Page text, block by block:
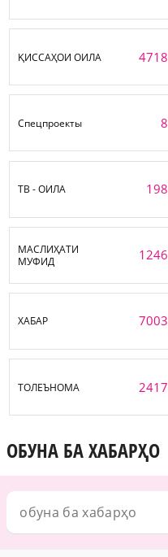
ҚИССАҲОИ ОИЛА 4718
Спецпроекты 8
ТВ - ОИЛА 198
МАСЛИҲАТИ
МУФИД
1246
ХАБАР 7003
ТОЛЕЪНОМА 2417
ОБУНА БА ХАБАРҲО